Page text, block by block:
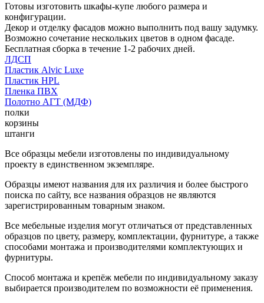
Готовы изготовить шкафы-купе любого размера и
конфигурации.
Декор и отделку фасадов можно выполнить под вашу задумку.
Возможно сочетание нескольких цветов в одном фасаде.
Бесплатная сборка в течение 1-2 рабочих дней.
ЛДСП
Пластик Alvic Luxe
Пластик HPL
Пленка ПВХ
Полотно АГТ (МДФ)
полки
корзины
штанги
Все образцы мебели изготовлены по индивидуальному
проекту в единственном экземпляре.
Образцы имеют названия для их различия и более быстрого
поиска по сайту, все названия образцов не являются
зарегистрированным товарным знаком.
Все мебельные изделия могут отличаться от представленных
образцов по цвету, размеру, комплектации, фурнитуре, а также
способами монтажа и производителями комплектующих и
фурнитуры.
Способ монтажа и крепёж мебели по индивидуальному заказу
выбирается производителем по возможности её применения.